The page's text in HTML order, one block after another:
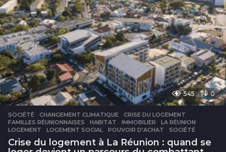
545 0
SOCIÉTÉ CHANGEMENT CLIMATIQUE ,CRISE DU LOGEMENT
FAMILLES RÉUNIONNAISES
,HABITAT ,IMMOBILIER ,LA RÉUNION
LOGEMENT
,LOGEMENT SOCIAL ,POUVOIR D'ACHAT ,SOCIÉTÉ
Crise du logement à La Réunion : quand se